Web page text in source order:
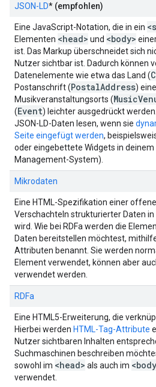
JSON-LD* (empfohlen)
Eine JavaScript-Notation, die in ein
Elementen <head> und <body>
ist. Das Markup überschneidet sich
Nutzer sichtbar ist. Dadurch können
Datenelemente wie etwa das Land (
Postanschrift (PostalAddress)
Musikveranstaltungsorts (Music
(Event) leichter ausgedrückt
JSON-LD-Daten lesen, wenn sie
Seite eingefügt werden,
oder eingebettete Widgets in deinem
Management-System).
Mikrodaten
Eine HTML-Spezifikation einer
Verschachteln strukturierter Daten
wird. Wie bei RDFa werden die
Daten bereitstellen möchtest,
Attributen benannt. Sie werden
Element verwendet, können aber
verwendet werden.
RDFa
Eine HTML5-Erweiterung, die
Hierbei werden HTML-Tag-Attribute
Nutzer sichtbaren Inhalten
Suchmaschinen beschreiben
sowohl im <head> als auch im
verwendet.